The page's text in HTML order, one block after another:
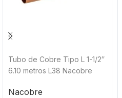
Tubo de Cobre Tipo L 1-1/2″
6.10 metros L38 Nacobre
Nacobre